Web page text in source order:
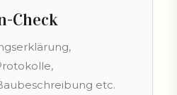
Check
etc.